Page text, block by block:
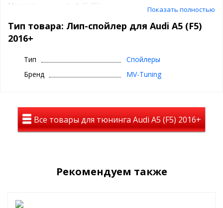
Марка и
Audi A5 (F5)
Спойлер на
крышку
скотч 6 мм на 3
Показать полностью
Тип товара: Лип-спойлер для Audi A5 (F5)
2016+
Тип
Спойлеры
Бренд
MV-Tuning
Все товары для тюнинга Audi A5 (F5) 2016+
Рекомендуем также